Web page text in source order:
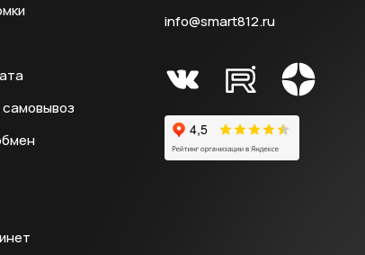
info@smart812.ru